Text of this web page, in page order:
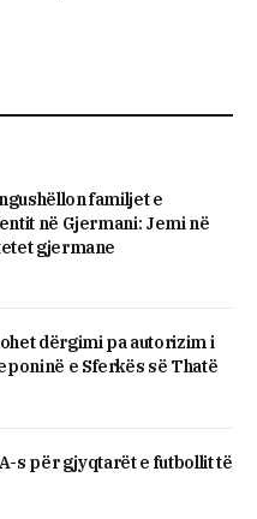
familjet e
në Gjermani: Jemi në
gjermane
dërgimi pa autorizim i
e Sferkës së Thatë
s për gjyqtarët e futbollit të